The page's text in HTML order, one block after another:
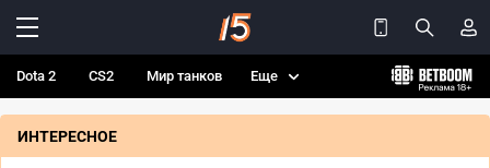
Dota 2 CS2 Мир танков Еще
ИНТЕРЕСНОЕ